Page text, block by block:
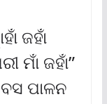
ଜହାଁ
ମାଁ ଜହାଁ”
ପାଳନ